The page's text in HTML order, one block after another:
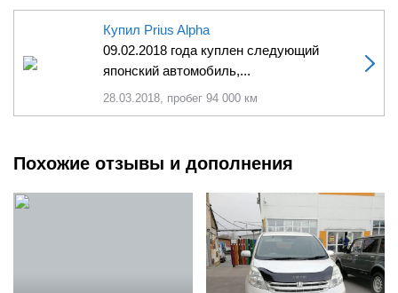
Купил Prius Alpha
09.02.2018 года куплен следующий
японский автомобиль,...
28.03.2018, пробег 94 000 км
Похожие отзывы и дополнения